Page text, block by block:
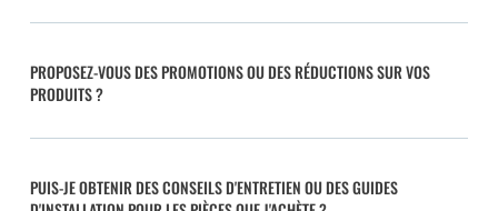
PROPOSEZ-VOUS DES PROMOTIONS OU DES RÉDUCTIONS SUR VOS
PRODUITS ?
PUIS-JE OBTENIR DES CONSEILS D'ENTRETIEN OU DES GUIDES